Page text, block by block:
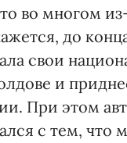
во многом
до
свои
и
При этом
с тем, что